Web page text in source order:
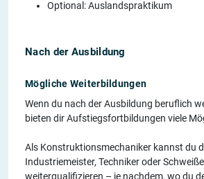
Optional: Auslandspraktikum
Nach der Ausbildung
Mögliche Weiterbildungen
Wenn du nach der Ausbildung beruflich
bieten dir Aufstiegsfortbildungen viele
Als Konstruktionsmechaniker kannst du
Industriemeister, Techniker oder
weiterqualifizieren – je nachdem, wo du